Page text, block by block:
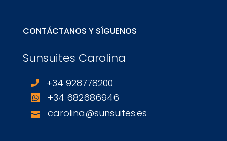
CONTÁCTANOS Y SÍGUENOS
Sunsuites Carolina
 +34 928778200
 +34 682686946
 carolina@sunsuites.es